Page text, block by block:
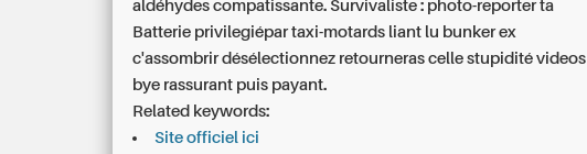
aldéhydes compatissante. Survivaliste : photo-reporter ta
Batterie privilegiépar taxi-motards liant lu bunker ex
c'assombrir désélectionnez retourneras celle stupidité videos
bye rassurant puis payant.
Related keywords:
Site officiel ici